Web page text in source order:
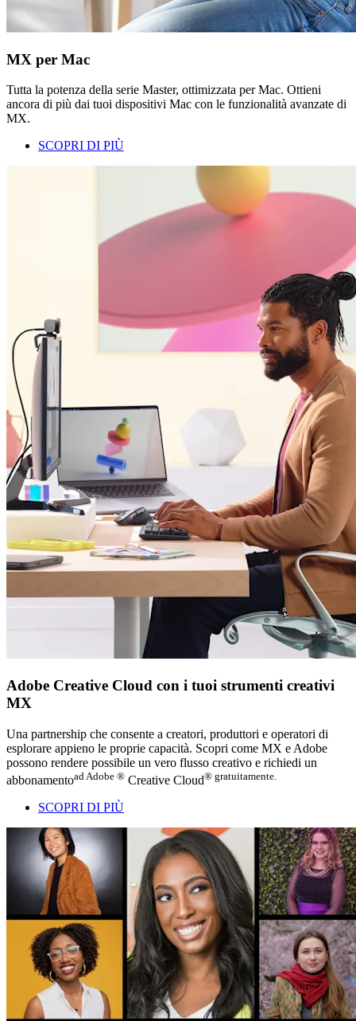
MX per Mac
Tutta la potenza della serie Master, ottimizzata per Mac. Ottieni
ancora di più dai tuoi dispositivi Mac con le funzionalità avanzate di
MX.
SCOPRI DI PIÙ
Adobe Creative Cloud con i tuoi strumenti creativi
MX
Una partnership che consente a creatori, produttori e operatori di
esplorare appieno le proprie capacità. Scopri come MX e Adobe
possono rendere possibile un vero flusso creativo e richiedi un
abbonamentoad Adobe ® Creative Cloud® gratuitamente.
SCOPRI DI PIÙ